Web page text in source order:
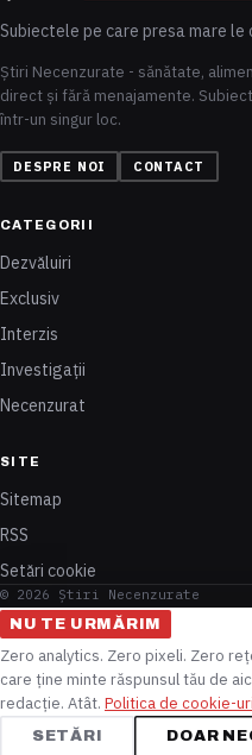
Subiectele pe care presa mare le
Știri Necenzurate - sănătate,
direct și fără menajamente.
într-un singur loc.
DESPRE NOI CONTACT
CATEGORII
Dezvăluiri
Exclusiv
Interzis
Investigații
Necenzurat
SITE
Sitemap
RSS
Setări cookie
© 2026 Știri Necenzurate
NU TE URMĂRIM
Zero analytics. Zero pixeli. Zero
care ține minte răspunsul tău de
redacție. Atât. Politica de cookie-uri
SETĂRI DOAR